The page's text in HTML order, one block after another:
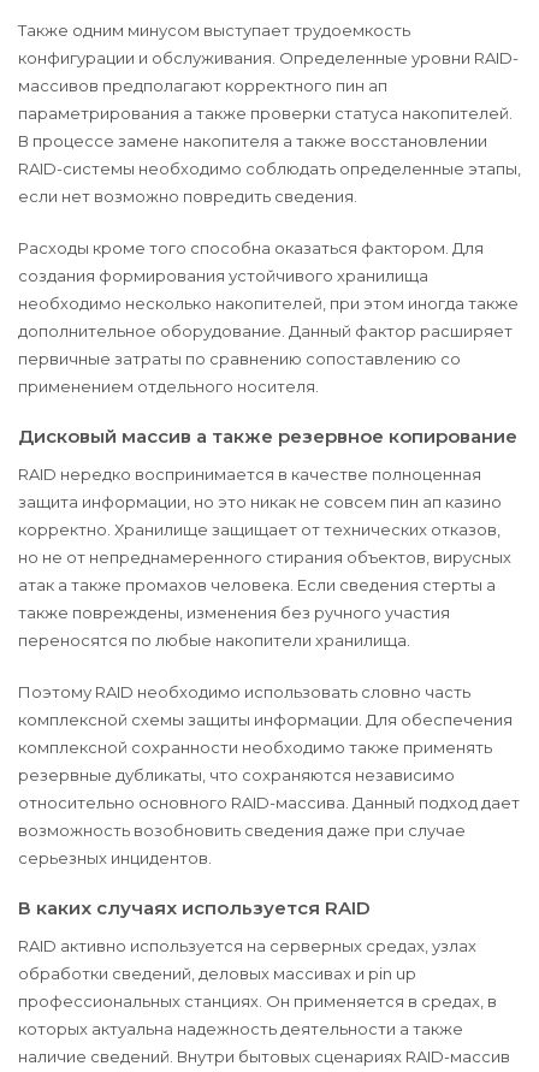
Также одним минусом выступает трудоемкость
конфигурации и обслуживания. Определенные уровни RAID-
массивов предполагают корректного пин ап
параметрирования а также проверки статуса накопителей.
В процессе замене накопителя а также восстановлении
RAID-системы необходимо соблюдать определенные этапы,
если нет возможно повредить сведения.
Расходы кроме того способна оказаться фактором. Для
создания формирования устойчивого хранилища
необходимо несколько накопителей, при этом иногда также
дополнительное оборудование. Данный фактор расширяет
первичные затраты по сравнению сопоставлению со
применением отдельного носителя.
Дисковый массив а также резервное копирование
RAID нередко воспринимается в качестве полноценная
защита информации, но это никак не совсем пин ап казино
корректно. Хранилище защищает от технических отказов,
но не от непреднамеренного стирания объектов, вирусных
атак а также промахов человека. Если сведения стерты а
также повреждены, изменения без ручного участия
переносятся по любые накопители хранилища.
Поэтому RAID необходимо использовать словно часть
комплексной схемы защиты информации. Для обеспечения
комплексной сохранности необходимо также применять
резервные дубликаты, что сохраняются независимо
относительно основного RAID-массива. Данный подход дает
возможность возобновить сведения даже при случае
серьезных инцидентов.
В каких случаях используется RAID
RAID активно используется на серверных средах, узлах
обработки сведений, деловых массивах и pin up
профессиональных станциях. Он применяется в средах, в
которых актуальна надежность деятельности а также
наличие сведений. Внутри бытовых сценариях RAID-массив